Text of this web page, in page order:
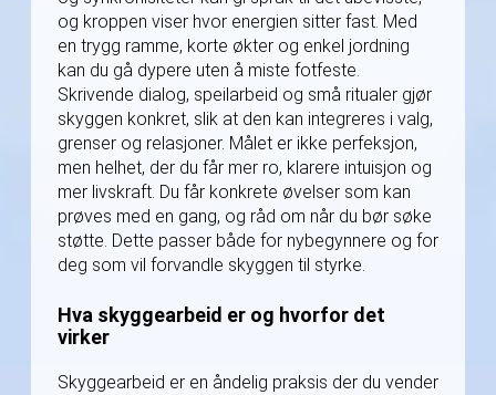
og kroppen viser hvor energien sitter fast. Med
en trygg ramme, korte økter og enkel jordning
kan du gå dypere uten å miste fotfeste.
Skrivende dialog, speilarbeid og små ritualer gjør
skyggen konkret, slik at den kan integreres i valg,
grenser og relasjoner. Målet er ikke perfeksjon,
men helhet, der du får mer ro, klarere intuisjon og
mer livskraft. Du får konkrete øvelser som kan
prøves med en gang, og råd om når du bør søke
støtte. Dette passer både for nybegynnere og for
deg som vil forvandle skyggen til styrke.
Hva skyggearbeid er og hvorfor det
virker
Skyggearbeid er en åndelig praksis der du vender